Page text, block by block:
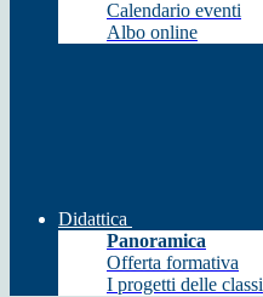
Calendario eventi
Albo online
Didattica
Panoramica
Offerta formativa
I progetti delle classi